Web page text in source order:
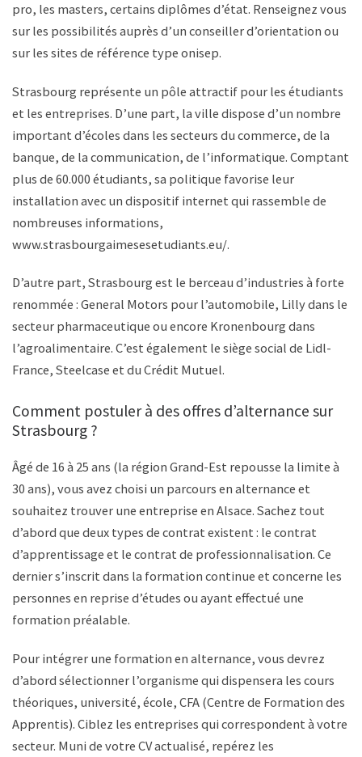
pro, les masters, certains diplômes d’état. Renseignez vous
sur les possibilités auprès d’un conseiller d’orientation ou
sur les sites de référence type onisep.
Strasbourg représente un pôle attractif pour les étudiants
et les entreprises. D’une part, la ville dispose d’un nombre
important d’écoles dans les secteurs du commerce, de la
banque, de la communication, de l’informatique. Comptant
plus de 60.000 étudiants, sa politique favorise leur
installation avec un dispositif internet qui rassemble de
nombreuses informations,
www.strasbourgaimesesetudiants.eu/.
D’autre part, Strasbourg est le berceau d’industries à forte
renommée : General Motors pour l’automobile, Lilly dans le
secteur pharmaceutique ou encore Kronenbourg dans
l’agroalimentaire. C’est également le siège social de Lidl-
France, Steelcase et du Crédit Mutuel.
Comment postuler à des offres d’alternance sur
Strasbourg ?
Âgé de 16 à 25 ans (la région Grand-Est repousse la limite à
30 ans), vous avez choisi un parcours en alternance et
souhaitez trouver une entreprise en Alsace. Sachez tout
d’abord que deux types de contrat existent : le contrat
d’apprentissage et le contrat de professionnalisation. Ce
dernier s’inscrit dans la formation continue et concerne les
personnes en reprise d’études ou ayant effectué une
formation préalable.
Pour intégrer une formation en alternance, vous devrez
d’abord sélectionner l’organisme qui dispensera les cours
théoriques, université, école, CFA (Centre de Formation des
Apprentis). Ciblez les entreprises qui correspondent à votre
secteur. Muni de votre CV actualisé, repérez les